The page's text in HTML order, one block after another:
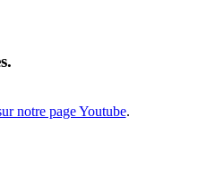
notre page Youtube.